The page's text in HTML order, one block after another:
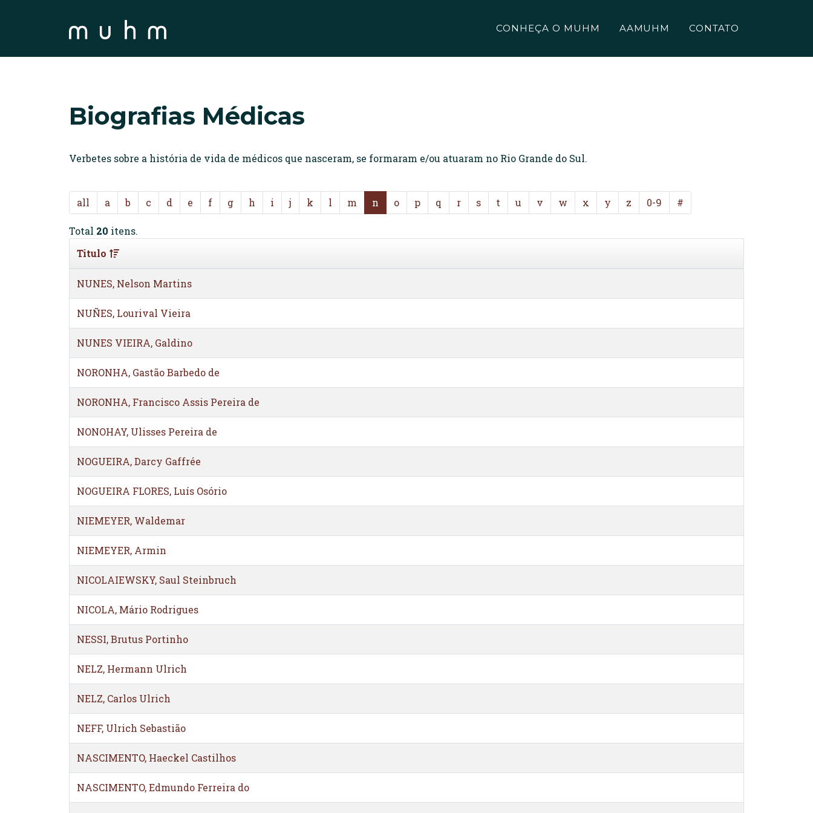
CONHEÇA O MUHM AAMUHM CONTATO
Biografias Médicas
Verbetes sobre a história de vida de médicos que nasceram, se formaram e/ou atuaram no Rio Grande do Sul.
all a b c d e f g h i j k l m n o p q r s t u v w x y z 0-9 #
Total 20 itens.
Titulo
NUNES, Nelson Martins
NUÑES, Lourival Vieira
NUNES VIEIRA, Galdino
NORONHA, Gastão Barbedo de
NORONHA, Francisco Assis Pereira de
NONOHAY, Ulisses Pereira de
NOGUEIRA, Darcy Gaffrée
NOGUEIRA FLORES, Luís Osório
NIEMEYER, Waldemar
NIEMEYER, Armin
NICOLAIEWSKY, Saul Steinbruch
NICOLA, Mário Rodrigues
NESSI, Brutus Portinho
NELZ, Hermann Ulrich
NELZ, Carlos Ulrich
NEFF, Ulrich Sebastião
NASCIMENTO, Haeckel Castilhos
NASCIMENTO, Edmundo Ferreira do